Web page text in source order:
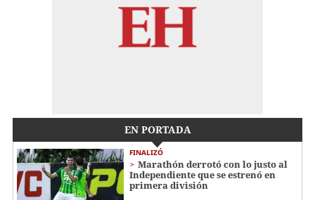
EN PORTADA
FINALIZÓ
Marathón derrotó con lo justo al
Independiente que se estrenó en
primera división